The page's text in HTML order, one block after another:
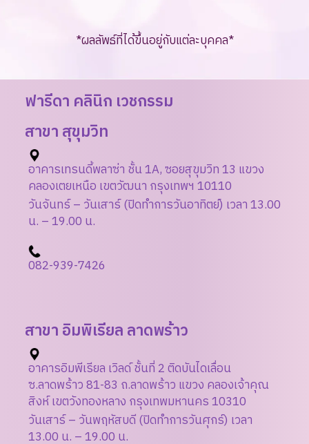
*ผลลัพธ์ที่ได้ขึ้นอยู่กับแต่ละบุคคล*
ฟารีดา คลินิก เวชกรรม
สาขา สุขุมวิท
อาคารเทรนดี้พลาซ่า ชั้น 1A, ซอยสุขุมวิท 13 แขวง
คลองเตยเหนือ เขตวัฒนา กรุงเทพฯ 10110
วันจันทร์ – วันเสาร์ (ปิดทำการวันอาทิตย์) เวลา 13.00
น. – 19.00 น.
082-939-7426
สาขา อิมพิเรียล ลาดพร้าว
อาคารอิมพีเรียล เวิลด์ ชั้นที่ 2 ติดบันไดเลื่อน
ซ.ลาดพร้าว 81-83 ถ.ลาดพร้าว แขวง คลองเจ้าคุณ
สิงห์ เขตวังทองหลาง กรุงเทพมหานคร 10310
วันเสาร์ – วันพฤหัสบดี (ปิดทำการวันศุกร์) เวลา
13.00 น. – 19.00 น.